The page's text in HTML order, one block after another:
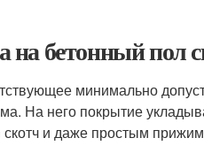
на бетонный пол
минимально
На него покрытие
и даже простым